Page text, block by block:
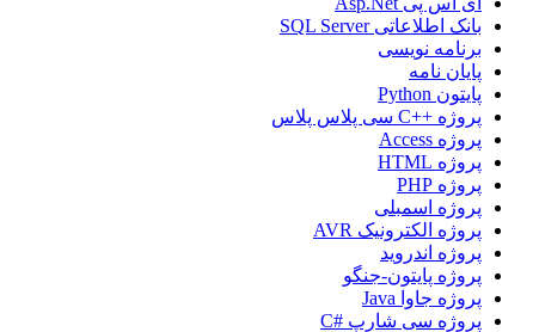
بانک اطلاعاتی SQL Server
برنامه نویسی
پایان نامه
پایتون Python
پروژه ++C سی پلاس پلاس
پروژه Access
پروژه HTML
پروژه PHP
پروژه اسمبلی
پروژه الکترونیک AVR
پروژه اندروید
پروژه پایتون-جنگو
پروژه جاوا Java
پروژه سی شارپ #C